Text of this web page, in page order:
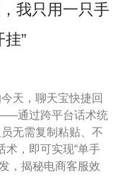
我只用一只手
”
天，聊天宝快捷回
通过跨平台话术统
无需复制粘贴、不
术，即可实现“单手
，揭秘电商客服效